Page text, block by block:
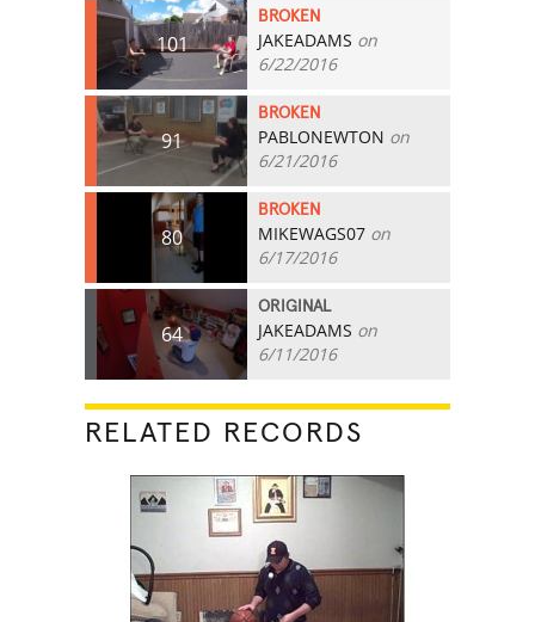
101
BROKEN
JAKEADAMS on
6/22/2016
91
BROKEN
PABLONEWTON on
6/21/2016
80
BROKEN
MIKEWAGS07 on
6/17/2016
64
ORIGINAL
JAKEADAMS on
6/11/2016
RELATED RECORDS